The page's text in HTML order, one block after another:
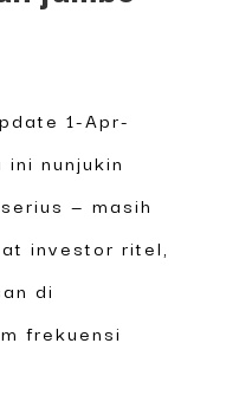
1-Apr-
ini nunjukin
— masih
investor ritel,
di
frekuensi